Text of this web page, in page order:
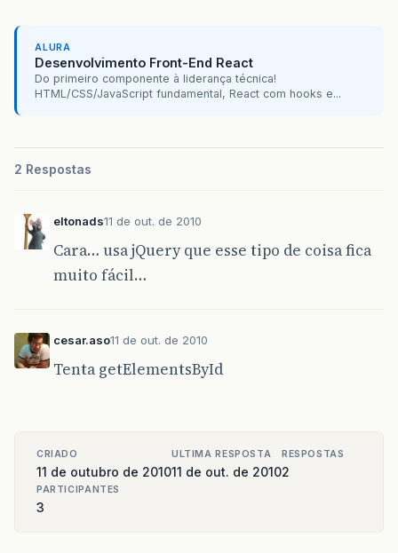
ALURA
Desenvolvimento Front-End React
Do primeiro componente à liderança técnica!
HTML/CSS/JavaScript fundamental, React com hooks e...
2 Respostas
eltonads11 de out. de 2010
Cara… usa jQuery que esse tipo de coisa fica
muito fácil…
cesar.aso11 de out. de 2010
Tenta getElementsById
CRIADO
11 de outubro de 2010
ULTIMA RESPOSTA
11 de out. de 2010
RESPOSTAS
2
PARTICIPANTES
3